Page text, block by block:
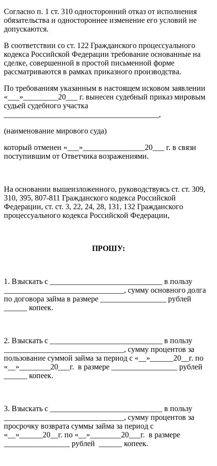
Согласно п. 1 ст. 310 односторонний отказ от исполнения
обязательства и одностороннее изменение его условий не
допускаются.
В соответствии со ст. 122 Гражданского процессуального
кодекса Российской Федерации требование основанные на
сделке, совершенной в простой письменной форме
рассматриваются в рамках приказного производства.
По требованиям указанным в настоящем исковом заявлении
«___»_________20___ г. вынесен судебный приказ мировым
судьей судебного участка
________________________________________,
(наименование мирового суда)
который отменен «___»________________20___ г. в связи
поступившим от Ответчика возражениями.
На основании вышеизложенного, руководствуясь ст. ст. 309,
310, 395, 807-811 Гражданского кодекса Российской
Федерации, ст. ст. 3, 22, 24, 28, 131, 132 Гражданского
процессуального кодекса Российской Федерации,
ПРОШУ:
.
1. Взыскать с _____________________________ в пользу
_______________________________, сумму основного долга
по договора займа в размере _________________ рублей
______ копеек.
2. Взыскать с _____________________________ в пользу
_______________________________, сумму процентов за
пользование суммой займа за период с «__»______20__г. по
«__»________20___г. в размере _________________ рублей
______ копеек.
3. Взыскать с _____________________________ в пользу
_______________________________, сумму процентов за
просрочку возврата суммы займа за период с
«__»______20__г. по «__»________20___г. в размере
_________________ рублей ______ копеек.